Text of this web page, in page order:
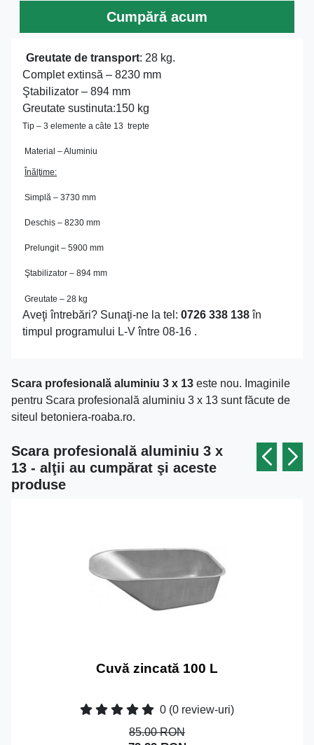
Cumpără acum
Greutate de transport: 28 kg.
Complet extinsă – 8230 mm
Ştabilizator – 894 mm
Greutate sustinuta:150 kg
Tip – 3 elemente a câte 13 trepte
Material – Aluminiu
Înălţime:
Simplă – 3730 mm
Deschis – 8230 mm
Prelungit – 5900 mm
Ştabilizator – 894 mm
Greutate – 28 kg
Aveţi întrebări? Sunaţi-ne la tel: 0726 338 138în
timpul programului L-V între 08-16 .
Scara profesională aluminiu 3 x 13 este nou. Imaginile
pentru Scara profesională aluminiu 3 x 13 sunt făcute de
siteul betoniera-roaba.ro.
Scara profesională aluminiu 3 x
13 - alţii au cumpărat şi aceste
produse
Cuvă zincată 100 L
0 (0 review-uri)
85.00 RON